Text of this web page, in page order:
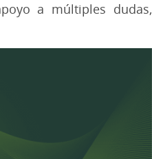
a múltiples dudas,